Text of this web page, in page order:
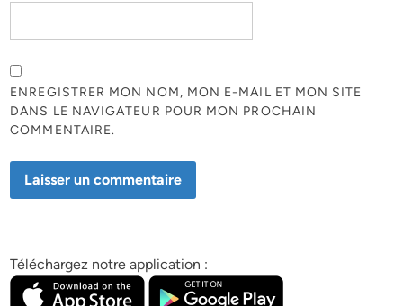
ENREGISTRER MON NOM, MON E-MAIL ET MON SITE
DANS LE NAVIGATEUR POUR MON PROCHAIN
COMMENTAIRE.
Téléchargez notre application :